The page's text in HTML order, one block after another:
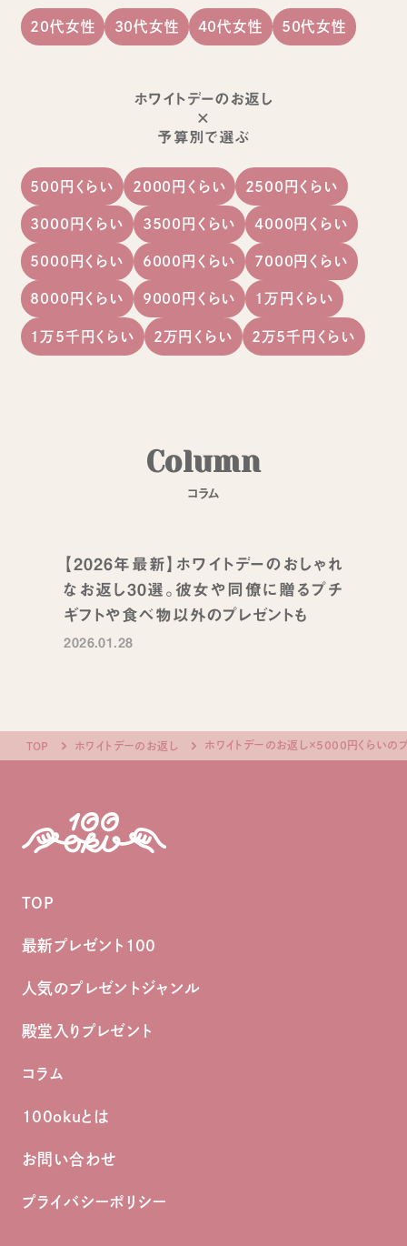
20代女性 30代女性 40代女性 50代女性
ホワイトデーのお返し
×
予算別で選ぶ
500円くらい 2000円くらい 2500円くらい
3000円くらい 3500円くらい 4000円くらい
5000円くらい 6000円くらい 7000円くらい
8000円くらい 9000円くらい 1万円くらい
1万5千円くらい 2万円くらい 2万5千円くらい
Column
コラム
【2026年最新】ホワイトデーのおしゃれ
なお返し30選。彼女や同僚に贈るプチ
ギフトや食べ物以外のプレゼントも
2026.01.28
TOP ホワイトデーのお返し ホワイトデーのお返し×5000円くらいの
TOP
最新プレゼント100
人気のプレゼントジャンル
殿堂入りプレゼント
コラム
100okuとは
お問い合わせ
プライバシーポリシー